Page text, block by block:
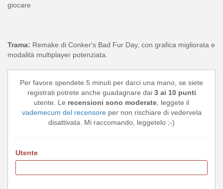
giocare
Trama: Remake di Conker's Bad Fur Day, con grafica migliorata e
modalità multiplayer potenziata.
Per favore spendete 5 minuti per darci una mano, se siete
registrati potrete anche guadagnare dai 3 ai 10 punti
utente. Le recensioni sono moderate, leggete il
vademecum del recensoreper non rischiare di vedervela
disattivata. Mi raccomando, leggetelo ;-)
Utente